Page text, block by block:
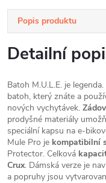
Popis produktu
Detailní
Batoh M.U.L.E. je
batoh, který znáte a
nových vychytávek.
prodyšné materiály
speciální kapsu na e-
Mule Pro je kompatibilní
Protector. Celková
Crux. Dámská verze je
a popruhy jsou